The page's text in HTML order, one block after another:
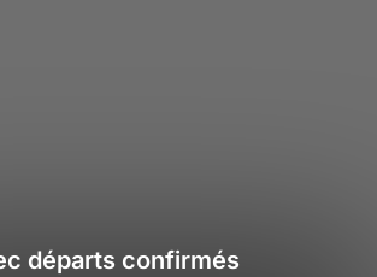
départs confirmés